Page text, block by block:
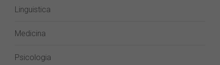
Linguistica
Medicina
Psicologia